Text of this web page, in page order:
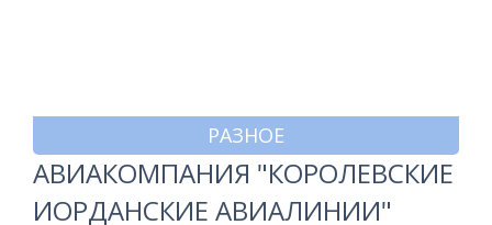
РАЗНОЕ
АВИАКОМПАНИЯ "КОРОЛЕВСКИЕ
ИОРДАНСКИЕ АВИАЛИНИИ"